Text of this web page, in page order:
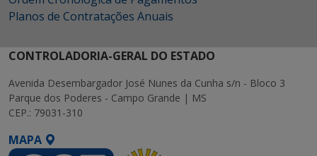
Planos de Contratações Anuais
CONTROLADORIA-GERAL DO ESTADO
Avenida Desembargador José Nunes da Cunha s/n - Bloco 3
Parque dos Poderes - Campo Grande | MS
CEP.: 79031-310
MAPA